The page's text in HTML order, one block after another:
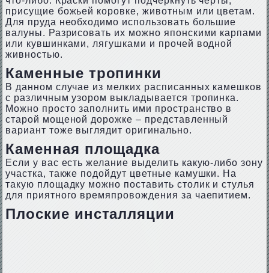
присущие божьей коровке, животным или цветам.
Для пруда необходимо использовать большие
валуны. Разрисовать их можно японскими карпами
или кувшинками, лягушками и прочей водной
живностью.
Каменные тропинки
В данном случае из мелких расписанных камешков
с различным узором выкладывается тропинка.
Можно просто заполнить ими пространство в
старой мощеной дорожке – представленный
вариант тоже выглядит оригинально.
Каменная площадка
Если у вас есть желание выделить какую-либо зону
участка, также подойдут цветные камушки. На
такую площадку можно поставить столик и стулья
для приятного времяпровождения за чаепитием.
Плоские инсталляции